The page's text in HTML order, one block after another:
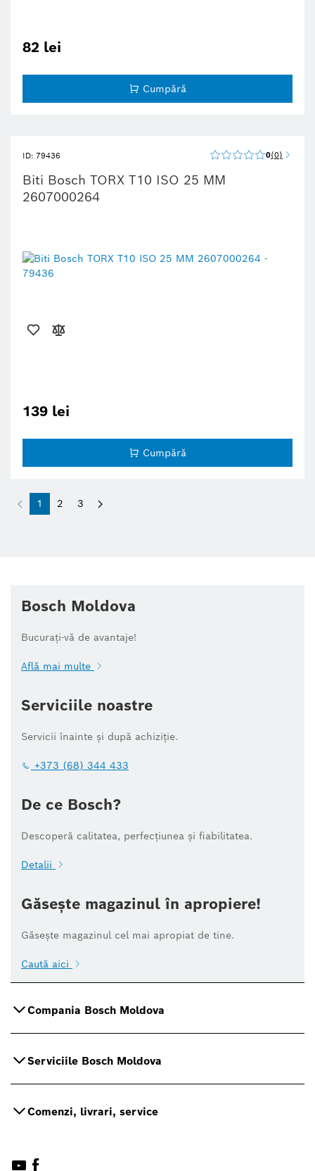
82 lei
Cumpără
ID: 79436 0 0
Biti Bosch TORX T10 ISO 25 ММ
2607000264
139 lei
Cumpără
1 2 3
Bosch Moldova
Bucurați-vă de avantaje!
Află mai multe
Serviciile noastre
Servicii înainte și după achiziție.
+373 (68) 344 433
De ce Bosch?
Descoperă calitatea, perfecțiunea și fiabilitatea.
Detalii
Găsește magazinul în apropiere!
Găsește magazinul cel mai apropiat de tine.
Caută aici
Compania Bosch Moldova
Serviciile Bosch Moldova
Comenzi, livrari, service